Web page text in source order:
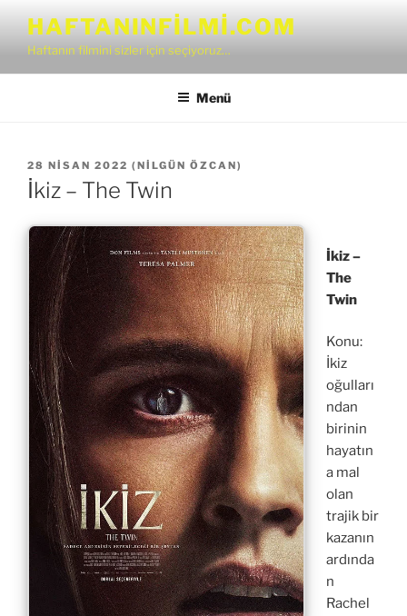
HAFTANINFILMI.COM
Haftanın filmini sizler için seçiyoruz…
Menü
YAYIM
TARIHI
28 NISAN 2022 ( NILGÜN ÖZCAN)
İkiz – The Twin
İkiz –
The
Twin
Konu:
İkiz
oğulları
ndan
birinin
hayatın
a mal
olan
trajik bir
kazanın
ardında
n
Rachel